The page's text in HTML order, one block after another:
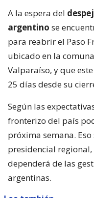
A la espera del
argentino se
para reabrir el Paso
ubicado en la
Valparaíso, y que
25 días desde su
Según las
fronterizo del país
próxima semana.
presidencial
dependerá de las
argentinas.